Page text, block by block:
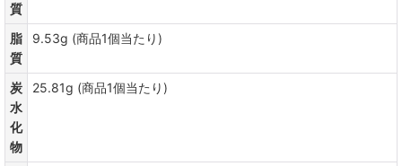
質
脂
質
9.53g (商品1個当たり)
炭
水
化
物
25.81g (商品1個当たり)